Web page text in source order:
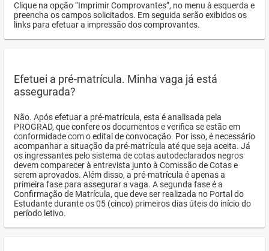
Clique na opção “Imprimir Comprovantes”, no menu à esquerda e
preencha os campos solicitados. Em seguida serão exibidos os
links para efetuar a impressão dos comprovantes.
Efetuei a pré-matrícula. Minha vaga já está
assegurada?
Não. Após efetuar a pré-matrícula, esta é analisada pela
PROGRAD, que confere os documentos e verifica se estão em
conformidade com o edital de convocação. Por isso, é necessário
acompanhar a situação da pré-matrícula até que seja aceita. Já
os ingressantes pelo sistema de cotas autodeclarados negros
devem comparecer à entrevista junto à Comissão de Cotas e
serem aprovados. Além disso, a pré-matrícula é apenas a
primeira fase para assegurar a vaga. A segunda fase é a
Confirmação de Matrícula, que deve ser realizada no Portal do
Estudante durante os 05 (cinco) primeiros dias úteis do início do
período letivo.